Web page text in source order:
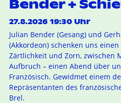
Bender +
27.8.2026 19:30 Uhr
Julian Bender (Gesang) und
(Akkordeon) schenken uns
Zärtlichkeit und Zorn, zwischen
Aufbruch – einen Abend über
Französisch. Gewidmet einem
Repräsentanten des
Brel.